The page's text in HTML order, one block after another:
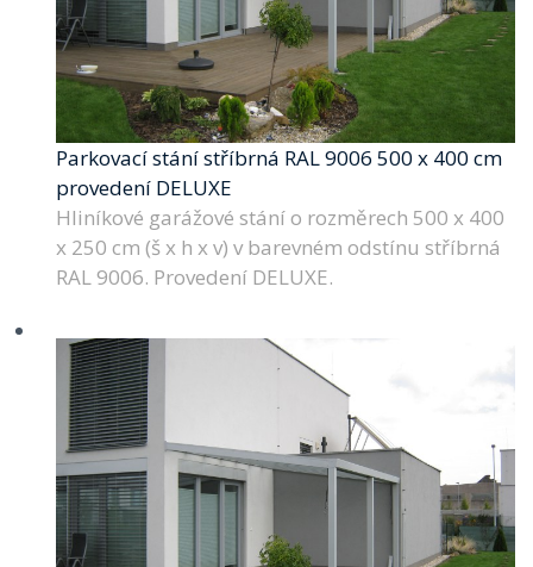
Parkovací stání stříbrná RAL 9006 500 x 400 cm
provedení DELUXE
Hliníkové garážové stání o rozměrech 500 x 400
x 250 cm (š x h x v) v barevném odstínu stříbrná
RAL 9006. Provedení DELUXE.